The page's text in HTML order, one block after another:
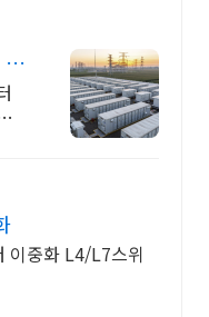
이중화 L4/L7스위